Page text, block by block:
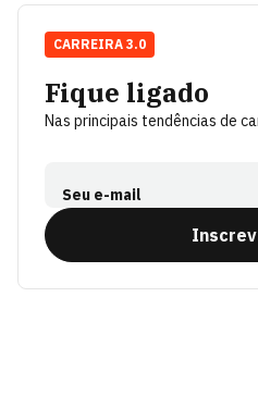
Fique ligado
Nas principais tendências de
Seu e-mail
CARREIRA 3.0